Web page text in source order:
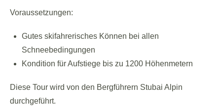
Voraussetzungen:
Gutes skifahrerisches Können bei allen
Schneebedingungen
Kondition für Aufstiege bis zu 1200 Höhenmetern
Diese Tour wird von den Bergführern Stubai Alpin
durchgeführt.